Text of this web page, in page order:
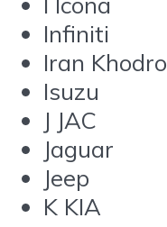
Infiniti
Iran Khodro
Isuzu
J JAC
Jaguar
Jeep
K KIA